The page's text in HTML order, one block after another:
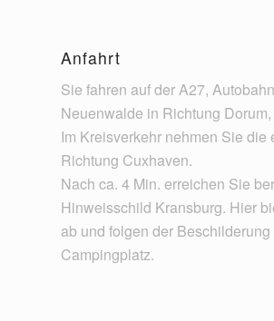
Anfahrt
Sie fahren auf der A27,
Neuenwalde in Richtung
Im Kreisverkehr nehmen Sie die
Richtung Cuxhaven.
Nach ca. 4 Min. erreichen Sie
Hinweisschild Kransburg. Hier
ab und folgen der Beschilderung
Campingplatz.